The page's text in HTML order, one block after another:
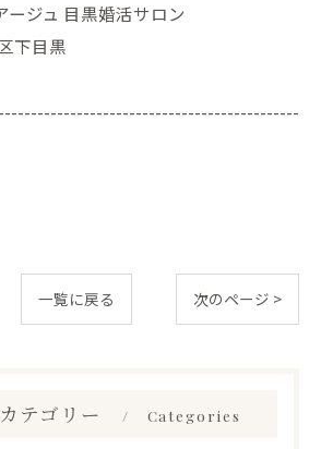
ージュ 目黒婚活サロン
下目黒
一覧に戻る 次のページ >
カテゴリー Categories